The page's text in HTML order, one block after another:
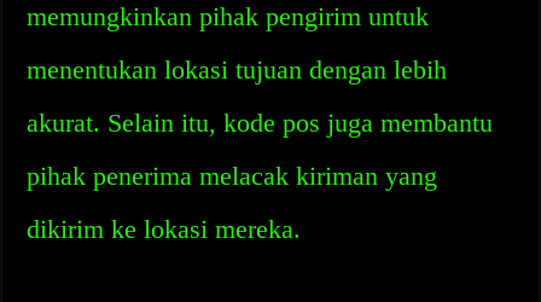
memungkinkan pihak pengirim untuk
menentukan lokasi tujuan dengan lebih
akurat. Selain itu, kode pos juga membantu
pihak penerima melacak kiriman yang
dikirim ke lokasi mereka.